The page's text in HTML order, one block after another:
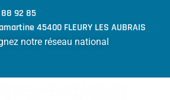
88 92 85
45400 FLEURY LES AUBRAIS
notre réseau national